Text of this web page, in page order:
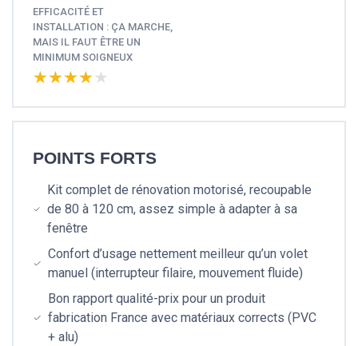
EFFICACITÉ ET
INSTALLATION : ÇA MARCHE,
MAIS IL FAUT ÊTRE UN
MINIMUM SOIGNEUX
★★★★★
★★★★★
POINTS FORTS
Kit complet de rénovation motorisé, recoupable
de 80 à 120 cm, assez simple à adapter à sa
fenêtre
Confort d’usage nettement meilleur qu’un volet
manuel (interrupteur filaire, mouvement fluide)
Bon rapport qualité-prix pour un produit
fabrication France avec matériaux corrects (PVC
+ alu)